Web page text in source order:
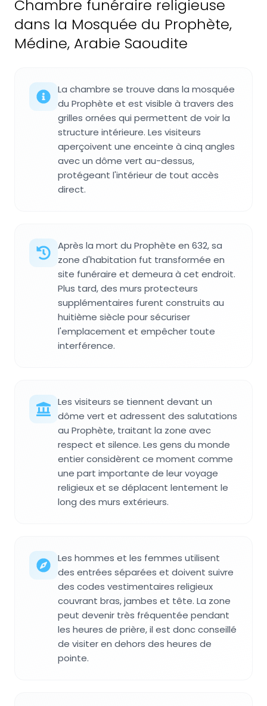
Chambre funéraire religieuse
dans la Mosquée du Prophète,
Médine, Arabie Saoudite
La chambre se trouve dans la mosquée
du Prophète et est visible à travers des
grilles ornées qui permettent de voir la
structure intérieure. Les visiteurs
aperçoivent une enceinte à cinq angles
avec un dôme vert au-dessus,
protégeant l'intérieur de tout accès
direct.
Après la mort du Prophète en 632, sa
zone d'habitation fut transformée en
site funéraire et demeura à cet endroit.
Plus tard, des murs protecteurs
supplémentaires furent construits au
huitième siècle pour sécuriser
l'emplacement et empêcher toute
interférence.
Les visiteurs se tiennent devant un
dôme vert et adressent des salutations
au Prophète, traitant la zone avec
respect et silence. Les gens du monde
entier considèrent ce moment comme
une part importante de leur voyage
religieux et se déplacent lentement le
long des murs extérieurs.
Les hommes et les femmes utilisent
des entrées séparées et doivent suivre
des codes vestimentaires religieux
couvrant bras, jambes et tête. La zone
peut devenir très fréquentée pendant
les heures de prière, il est donc conseillé
de visiter en dehors des heures de
pointe.